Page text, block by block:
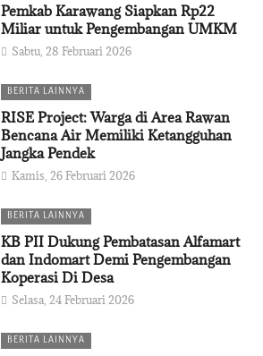
Pemkab Karawang Siapkan Rp22
Miliar untuk Pengembangan UMKM
Sabtu, 28 Februari 2026
BERITA LAINNYA
RISE Project: Warga di Area Rawan
Bencana Air Memiliki Ketangguhan
Jangka Pendek
Kamis, 26 Februari 2026
BERITA LAINNYA
KB PII Dukung Pembatasan Alfamart
dan Indomart Demi Pengembangan
Koperasi Di Desa
Selasa, 24 Februari 2026
BERITA LAINNYA